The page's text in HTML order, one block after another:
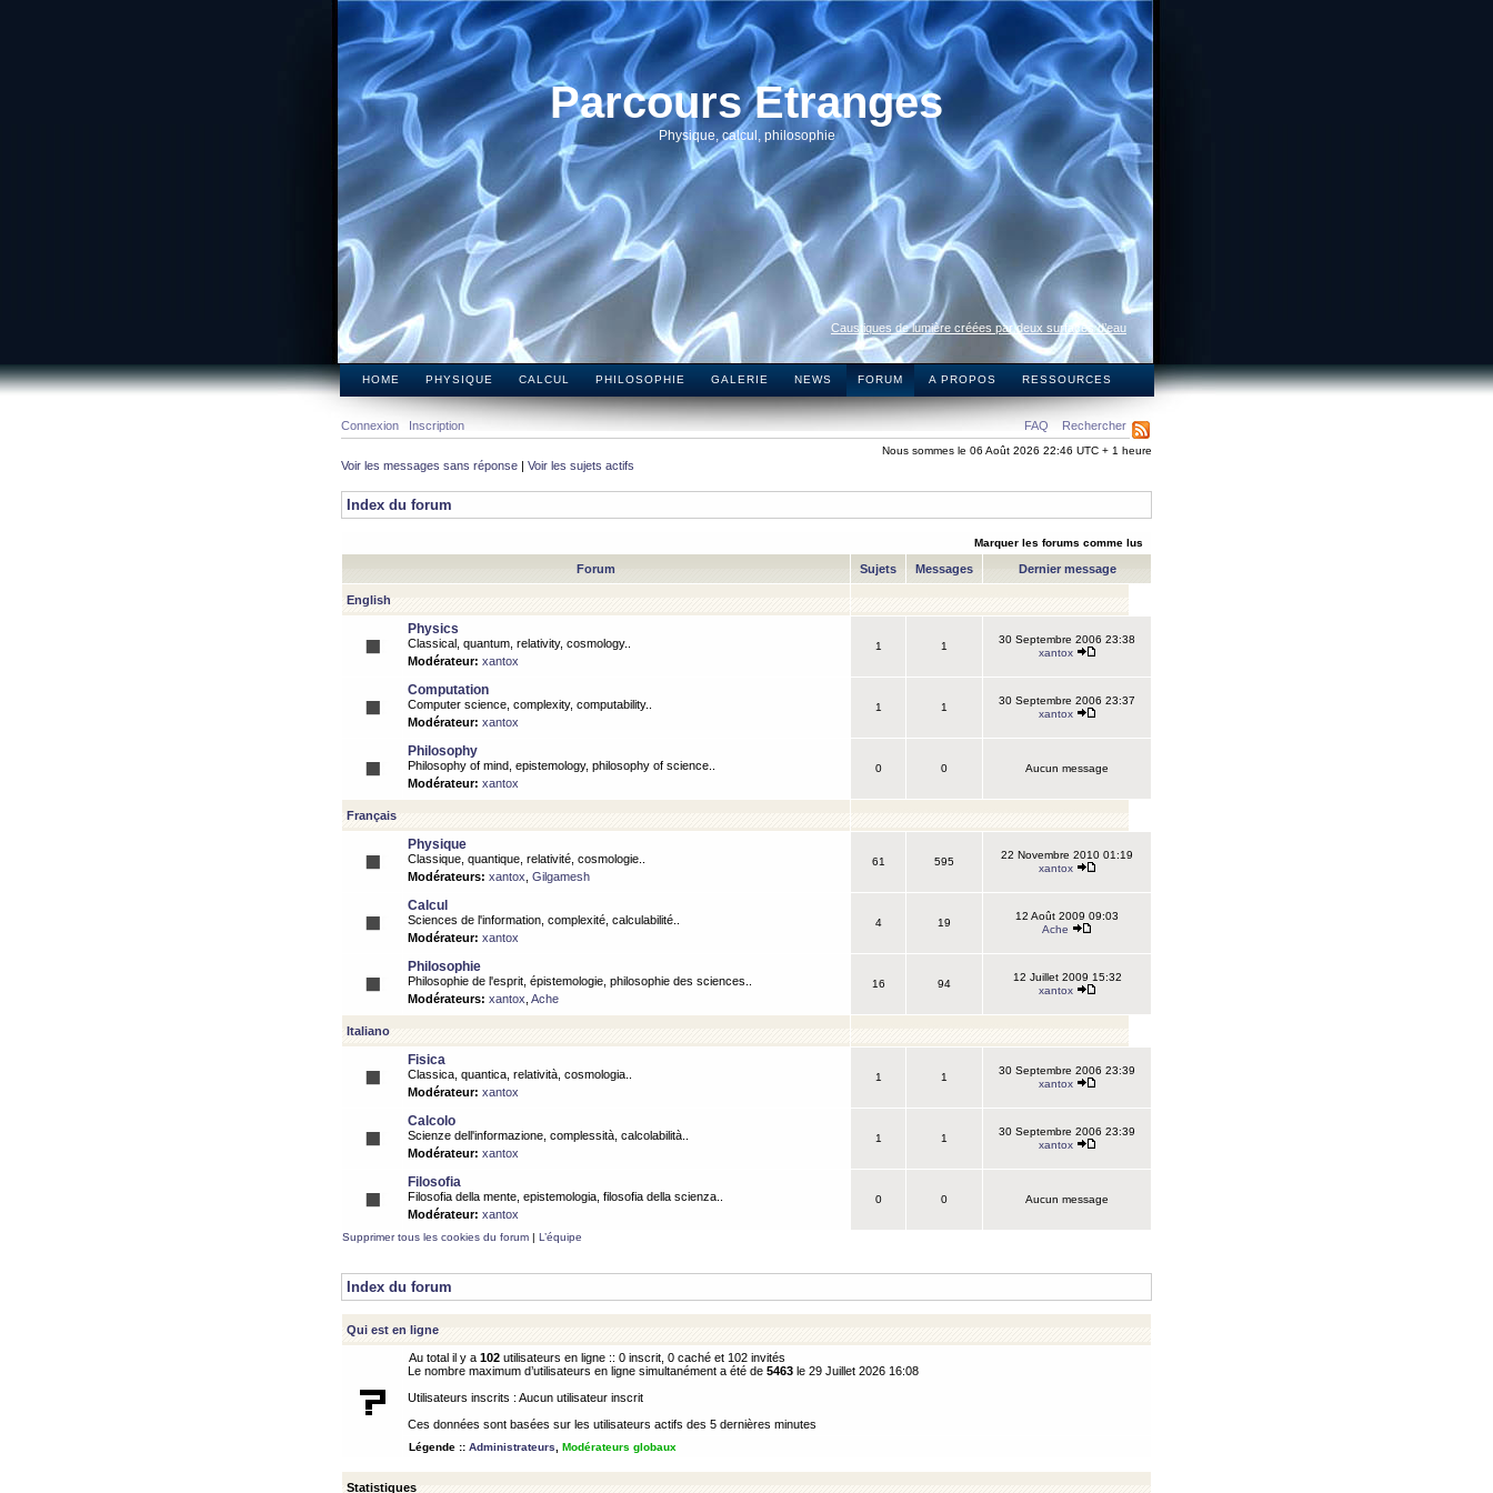
Parcours Etranges
Physique, calcul, philosophie
Caustiques de lumière créées par deux surfaces d’eau
HOME PHYSIQUE CALCUL PHILOSOPHIE GALERIE NEWS FORUM A PROPOS RESSOURCES
FAQ Rechercher
Connexion Inscription
Nous sommes le 06 Août 2026 22:46 UTC + 1 heure
Voir les messages sans réponse | Voir les sujets actifs
Index du forum
Marquer les forums comme lus
Forum Sujets Messages Dernier message
English
Physics
Classical, quantum, relativity, cosmology..
Modérateur: xantox
1 1
30 Septembre 2006 23:38
xantox
Computation
Computer science, complexity, computability..
Modérateur: xantox
1 1
30 Septembre 2006 23:37
xantox
Philosophy
Philosophy of mind, epistemology, philosophy of science..
Modérateur: xantox
0 0 Aucun message
Français
Physique
Classique, quantique, relativité, cosmologie..
Modérateurs: xantox Gilgamesh
61 595
22 Novembre 2010 01:19
xantox
Calcul
Sciences de l'information, complexité, calculabilité..
Modérateur: xantox
4 19
12 Août 2009 09:03
Ache
Philosophie
Philosophie de l'esprit, épistemologie, philosophie des sciences..
Modérateurs: xantox Ache
16 94
12 Juillet 2009 15:32
xantox
Italiano
Fisica
Classica, quantica, relatività, cosmologia..
Modérateur: xantox
1 1
30 Septembre 2006 23:39
xantox
Calcolo
Scienze dell'informazione, complessità, calcolabilità..
Modérateur: xantox
1 1
30 Septembre 2006 23:39
xantox
Filosofia
Filosofia della mente, epistemologia, filosofia della scienza..
Modérateur: xantox
0 0 Aucun message
Supprimer tous les cookies du forum | L’équipe
Index du forum
Qui est en ligne
Au total il y a 102 utilisateurs en ligne :: 0 inscrit, 0 caché et 102 invités
Le nombre maximum d’utilisateurs en ligne simultanément a été de 5463 le 29 Juillet 2026 16:08
Utilisateurs inscrits : Aucun utilisateur inscrit
Ces données sont basées sur les utilisateurs actifs des 5 dernières minutes
Légende :: Administrateurs Modérateurs globaux
Statistiques